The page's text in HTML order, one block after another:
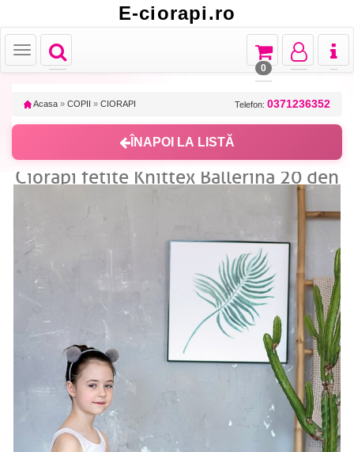
E-ciorapi.ro
Toggle
navigation
Toggle
Toggle
navigation
Toggle
navigation
Toggle
navigation
0
Acasa » COPII » CIORAPI Telefon: 0371236352
ÎNAPOI LA LISTĂ
Ciorapi fetite Knittex Ballerina 20 den